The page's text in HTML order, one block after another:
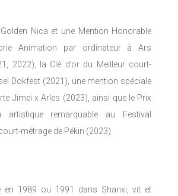
Golden Nica et une Mention Honorable
Animation par ordinateur à Ars
2022), la Clé d’or du Meilleur court-
Dokfest (2021), une mention spéciale
Jimei x Arles (2023), ainsi que le Prix
artistique remarquable au Festival
métrage de Pékin (2023).
en 1989 ou 1991 dans Shanxi, vit et